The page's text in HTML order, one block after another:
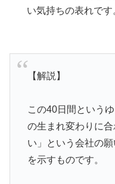
い気持ちの表れです
【解説】
この40日間という
の生まれ変わりに
い」という会社の
を示すものです。